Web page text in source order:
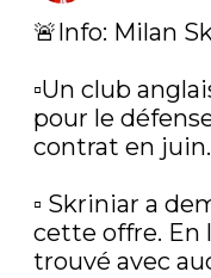
🚨Info: Milan
▫️Un club
pour le
contrat en juin.
▫️ Skriniar a
cette offre. En
trouvé avec